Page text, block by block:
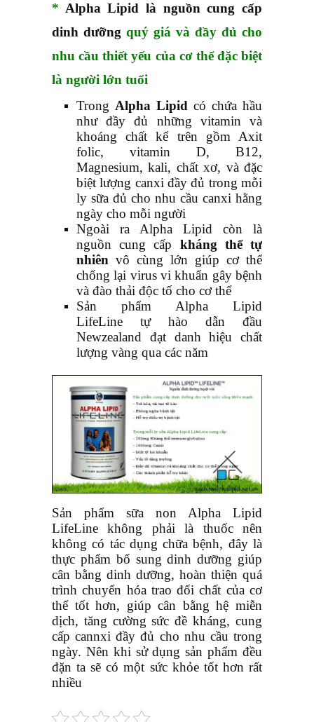
* Alpha Lipid là nguồn cung cấp
dinh dưỡng quý giá và đầy đủ cho
nhu cầu thiết yếu của cơ thể đặc biệt
là người lớn tuổi
Trong Alpha Lipid có chứa hầu
như đầy đủ những vitamin và
khoáng chất kể trên gồm Axit
folic, vitamin D, B12,
Magnesium, kali, chất xơ, và đặc
biệt lượng canxi đầy đủ trong mỗi
ly sữa đủ cho nhu cầu canxi hằng
ngày cho mỗi người
Ngoài ra Alpha Lipid còn là
nguồn cung cấp kháng thể tự
nhiên vô cùng lớn giúp cơ thể
chống lại virus vi khuẩn gây bệnh
và đào thải độc tố cho cơ thể
Sản phẩm Alpha Lipid
LifeLine tự hào dẫn đầu
Newzealand đạt danh hiệu chất
lượng vàng qua các năm
Sản phẩm sữa non Alpha Lipid
LifeLine không phải là thuốc nên
không có tác dụng chữa bệnh, đây là
thực phẩm bổ sung dinh dưỡng giúp
cân bằng dinh dưỡng, hoàn thiện quá
trình chuyển hóa trao đổi chất của cơ
thể tốt hơn, giúp cân bằng hệ miễn
dịch, tăng cường sức đề kháng, cung
cấp cannxi đầy đủ cho nhu cầu trong
ngày. Nên khi sử dụng sản phẩm đều
đặn ta sẽ có một sức khỏe tốt hơn rất
nhiều